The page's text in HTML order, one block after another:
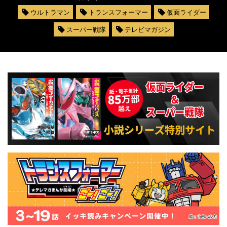
ウルトラマン トランスフォーマー
仮面ライダー
スーパー戦隊
テレビマガジン